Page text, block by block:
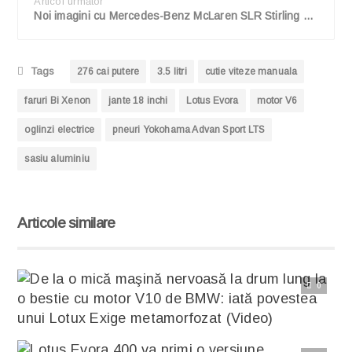
Noi imagini cu Mercedes-Benz McLaren SLR Stirling Moss
Tags 276 cai putere 3.5 litri cutie viteze manuala
faruri Bi Xenon jante 18 inchi Lotus Evora motor V6
oglinzi electrice pneuri Yokohama Advan Sport LTS
sasiu aluminiu
Articole similare
0
Citește articolul complet